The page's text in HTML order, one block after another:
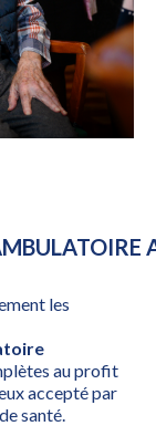
les
au profit
accepté par
santé.